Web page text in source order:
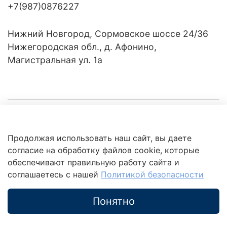
Клиентам
Это интересно
+7(987)0876227
Нижний Новгород, Сормовское шоссе 24/36
Нижегородская обл., д. Афонино,
Магистральная ул. 1а
Продолжая использовать наш сайт, вы даете
согласие на обработку файлов cookie, которые
обеспечивают правильную работу сайта и
соглашаетесь с нашей Политикой безопасности
Понятно
обработки